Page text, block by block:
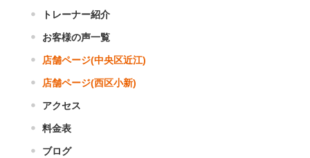
トレーナー紹介
お客様の声一覧
店舗ページ(中央区近江)
店舗ページ(西区小新)
アクセス
料金表
ブログ